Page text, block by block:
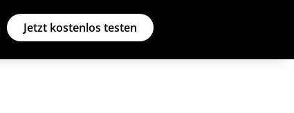
Jetzt kostenlos testen